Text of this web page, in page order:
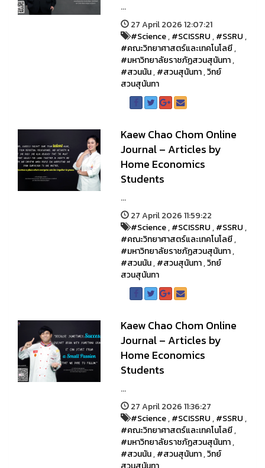
...
27 April 2026 12:07:21
#Science,#SCISSRU,#SSRU,
#คณะวิทยาศาสตร์และเทคโนโลยี,
#มหาวิทยาลัยราชภัฏสวนสุนันทา,
#สวนนัน,#สวนสุนันทา,วิทย์
สวนสุนันทา
Kaew Chao Chom Online
Journal – Articles by
Home Economics
Students
...
27 April 2026 11:59:22
#Science,#SCISSRU,#SSRU,
#คณะวิทยาศาสตร์และเทคโนโลยี,
#มหาวิทยาลัยราชภัฏสวนสุนันทา,
#สวนนัน,#สวนสุนันทา,วิทย์
สวนสุนันทา
Kaew Chao Chom Online
Journal – Articles by
Home Economics
Students
...
27 April 2026 11:36:27
#Science,#SCISSRU,#SSRU,
#คณะวิทยาศาสตร์และเทคโนโลยี,
#มหาวิทยาลัยราชภัฏสวนสุนันทา,
#สวนนัน,#สวนสุนันทา,วิทย์